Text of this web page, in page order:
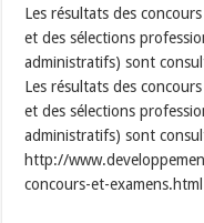
Les résultats des
et des sélections
administratifs) sont
Les résultats des
et des sélections
administratifs) sont
http://
concours-et-examens.html